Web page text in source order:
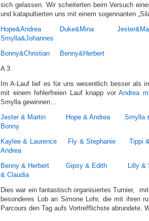
sich gelassen. Wir scheiterten beim Versuch
und katapultierten uns mit einem sogennanten
Hope&Andrea
Duke&Mina
Smylla&Johannes
Bonny&Christian
Benny&Herbert
A 3
Im A-Lauf lief es für uns wesentlich besser als
mit einem fehlerfreien Lauf knapp vorAndrea
Smylla gewinnen…
Jester & Martin
Hope & Andrea
Smylla
Bonny
Kaylee & Laurence
Fly & Stephanie
Tippi
Andrea
Benny & Herbert
Gipsy & Edith
Lilly &
& Claudia
Dies war ein fantastisch organisiertes Turnier,
besonderes Lob an Simone Lohr, die mit ihren
Parcours den Tag aufs Vortrefflichste abrundete.